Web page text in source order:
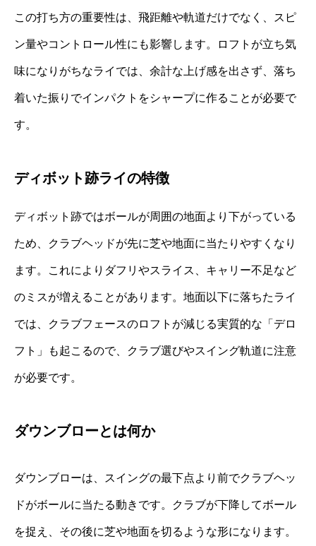
この打ち方の重要性は、飛距離や軌道だけでなく、スピ
ン量やコントロール性にも影響します。ロフトが立ち気
味になりがちなライでは、余計な上げ感を出さず、落ち
着いた振りでインパクトをシャープに作ることが必要で
す。
ディボット跡ライの特徴
ディボット跡ではボールが周囲の地面より下がっている
ため、クラブヘッドが先に芝や地面に当たりやすくなり
ます。これによりダフリやスライス、キャリー不足など
のミスが増えることがあります。地面以下に落ちたライ
では、クラブフェースのロフトが減じる実質的な「デロ
フト」も起こるので、クラブ選びやスイング軌道に注意
が必要です。
ダウンブローとは何か
ダウンブローは、スイングの最下点より前でクラブヘッ
ドがボールに当たる動きです。クラブが下降してボール
を捉え、その後に芝や地面を切るような形になります。